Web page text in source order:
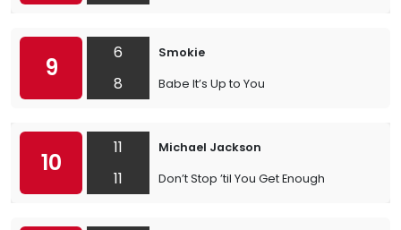
9
6
8
Smokie
Babe It’s Up to You
10
11
11
Michael Jackson
Don’t Stop ’til You Get Enough